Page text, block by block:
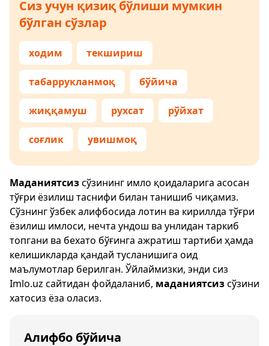
Сиз учун қизиқ бўлиши мумкин
бўлган сўзлар
ходим текшириш
табаррукланмоқ бўйича
жиққамуш рухсат рўйхат
соғлик увишмоқ
Маданиятсизсўзининг имло қоидаларига асосан
тўғри ёзилиш таснифи билан танишиб чиқамиз.
Сўзнинг ўзбек алифбосида лотин ва кириллда тўғри
ёзилиш имлоси, нечта ундош ва унлидан таркиб
топгани ва бехато бўғинга ажратиш тартиби ҳамда
келишикларда қандай тусланишига оид
маълумотлар берилган. Ўйлаймизки, энди сиз
Imlo.uz сайтидан фойдаланиб, маданиятсизсўзини
хатосиз ёза оласиз.
Алифбо бўйича